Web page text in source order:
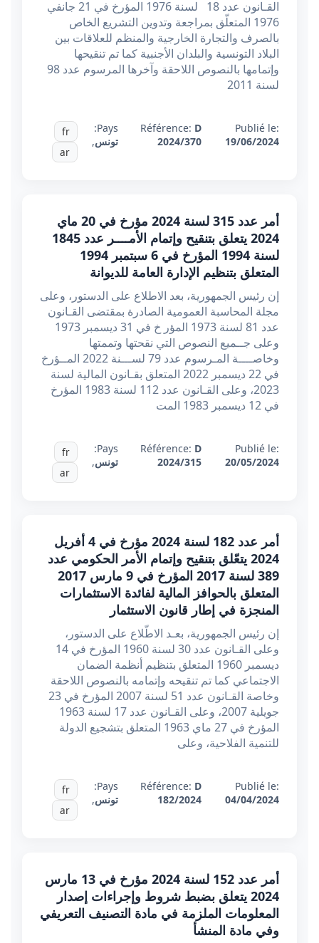
القـانون عدد 18 لسنة 1976 المؤرخ في 21 جانفي
1976 المتعلّق بمراجعة وتدوين التشريع الخاص
بالصرف والتجارة الخارجية والمنظم للعلاقات بين
البلاد التونسية والبلدان الأجنبية كما تم تنقيحها
وإتمامها بالنصوص اللاحقة وآخرها المرسوم عدد 98
لسنة 2011
Publié le:
19/06/2024
Référence: D
2024/370
Pays:
تونس,
fr
ar
أمر عدد 315 لسنة 2024 مؤرخ في 20 ماي
2024 يتعلق بتنقيح وإتمام الأمــــر عدد 1845
لسنة 1994 المؤرخ في 6 سبتمبر 1994
المتعلق بتنظيم الإدارة العامة للديوانة
إن رئيس الجمهورية، بعد الاطلاع على الدستور، وعلى
مجلة المحاسبة العمومية الصادرة بمقتضى القـانون
عدد 81 لسنة 1973 المؤر خ في 31 ديسمبر 1973
وعلى جــميع النصوص التي نقحتها وتممتها
وخاصــــة المـرسوم عدد 79 لســـنة 2022 المــؤرخ
في 22 ديسمبر 2022 المتعلق بقـانون المالية لسنة
2023، وعلى القـانون عدد 112 لسنة 1983 المؤرخ
في 12 ديسمبر 1983 المت
Publié le:
20/05/2024
Référence: D
2024/315
Pays:
تونس,
fr
ar
أمر عدد 182 لسنة 2024 مؤرخ في 4 أفريل
2024 يتعّلق بتنقيح وإتمام الأمر الحكومي عدد
389 لسنة 2017 المؤرخ في 9 مارس 2017
المتعلق بالحوافز المالية لفائدة الاستثمارات
المنجزة في إطار قانون الاستثمار
إن رئيس الجمهورية، بعـد الاطّلاع على الدستور،
وعلى القـانون عدد 30 لسنة 1960 المؤرخ في 14
ديسمبر 1960 المتعلق بتنظيم أنظمة الضمان
الاجتماعي كما تم تنقيحه وإتمامه بالنصوص اللاحقة
وخاصة القـانون عدد 51 لسنة 2007 المؤرخ في 23
جويلية 2007، وعلى القـانون عدد 17 لسنة 1963
المؤرخ في 27 ماي 1963 المتعلق بتشجيع الدولة
للتنمية الفلاحية، وعلى
Publié le:
04/04/2024
Référence: D
182/2024
Pays:
تونس,
fr
ar
أمر عدد 152 لسنة 2024 مؤرخ في 13 مارس
2024 يتعلق بضبط شروط وإجراءات إصدار
المعلومات الملزمة في مادة التصنيف التعريفي
وفي مادة المنشأ